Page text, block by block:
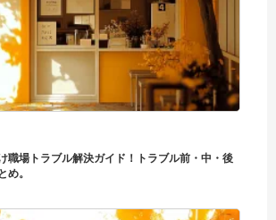
職場トラブル解決ガイド！トラブル前・中・後
め。